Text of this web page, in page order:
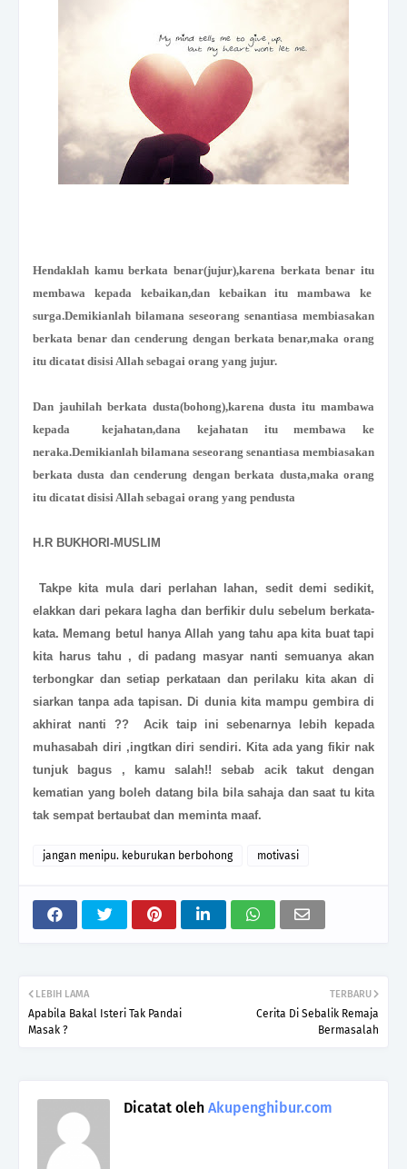
Hendaklah kamu berkata benar(jujur),karena berkata benar itu
membawa kepada kebaikan,dan kebaikan itu mambawa ke
surga.Demikianlah bilamana seseorang senantiasa membiasakan
berkata benar dan cenderung dengan berkata benar,maka orang
itu dicatat disisi Allah sebagai orang yang jujur.
Dan jauhilah berkata dusta(bohong),karena dusta itu mambawa
kepada kejahatan,dana kejahatan itu membawa ke
neraka.Demikianlah bilamana seseorang senantiasa membiasakan
berkata dusta dan cenderung dengan berkata dusta,maka orang
itu dicatat disisi Allah sebagai orang yang pendusta
H.R BUKHORI-MUSLIM
Takpe kita mula dari perlahan lahan, sedit demi sedikit,
elakkan dari pekara lagha dan berfikir dulu sebelum berkata-
kata. Memang betul hanya Allah yang tahu apa kita buat tapi
kita harus tahu , di padang masyar nanti semuanya akan
terbongkar dan setiap perkataan dan perilaku kita akan di
siarkan tanpa ada tapisan. Di dunia kita mampu gembira di
akhirat nanti ?? Acik taip ini sebenarnya lebih kepada
muhasabah diri ,ingtkan diri sendiri. Kita ada yang fikir nak
tunjuk bagus , kamu salah!! sebab acik takut dengan
kematian yang boleh datang bila bila sahaja dan saat tu kita
tak sempat bertaubat dan meminta maaf.
jangan menipu. keburukan berbohong motivasi
TERBARU
Cerita Di Sebalik Remaja
Bermasalah
LEBIH LAMA
Apabila Bakal Isteri Tak Pandai
Masak ?
Dicatat oleh Akupenghibur.com